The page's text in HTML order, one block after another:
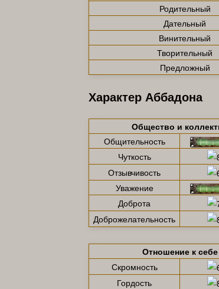
Родительный
Дательный
Винительный
Творительный
Предложный
Характер Аббадона
Общество и
Общительность
Чуткость
Отзывчивость
Уважение
Доброта
Доброжелательность
Отношение к себе
Скромность
Гордость